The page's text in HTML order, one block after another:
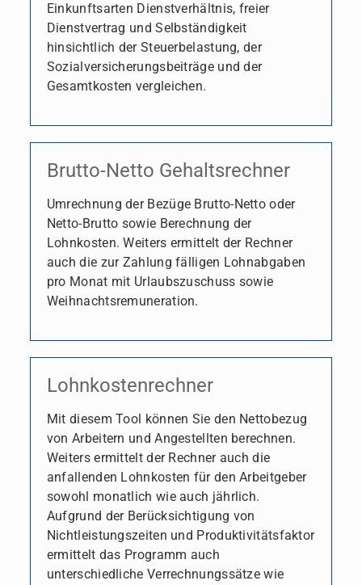
Einkunftsarten Dienstverhältnis, freier
Dienstvertrag und Selbständigkeit
hinsichtlich der Steuerbelastung, der
Sozialversicherungsbeiträge und der
Gesamtkosten vergleichen.
Brutto-Netto Gehaltsrechner
Umrechnung der Bezüge Brutto-Netto oder
Netto-Brutto sowie Berechnung der
Lohnkosten. Weiters ermittelt der Rechner
auch die zur Zahlung fälligen Lohnabgaben
pro Monat mit Urlaubszuschuss sowie
Weihnachtsremuneration.
Lohnkostenrechner
Mit diesem Tool können Sie den Nettobezug
von Arbeitern und Angestellten berechnen.
Weiters ermittelt der Rechner auch die
anfallenden Lohnkosten für den Arbeitgeber
sowohl monatlich wie auch jährlich.
Aufgrund der Berücksichtigung von
Nichtleistungszeiten und Produktivitätsfaktor
ermittelt das Programm auch
unterschiedliche Verrechnungssätze wie